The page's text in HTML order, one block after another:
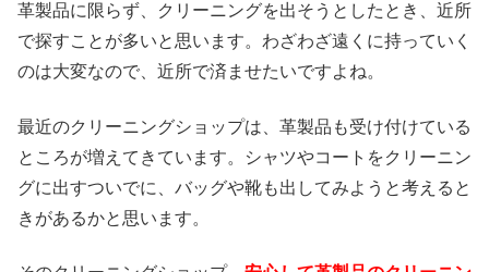
革製品に限らず、クリーニングを出そうとしたとき、近所
で探すことが多いと思います。わざわざ遠くに持っていく
のは大変なので、近所で済ませたいですよね。
最近のクリーニングショップは、革製品も受け付けている
ところが増えてきています。シャツやコートをクリーニン
グに出すついでに、バッグや靴も出してみようと考えると
きがあるかと思います。